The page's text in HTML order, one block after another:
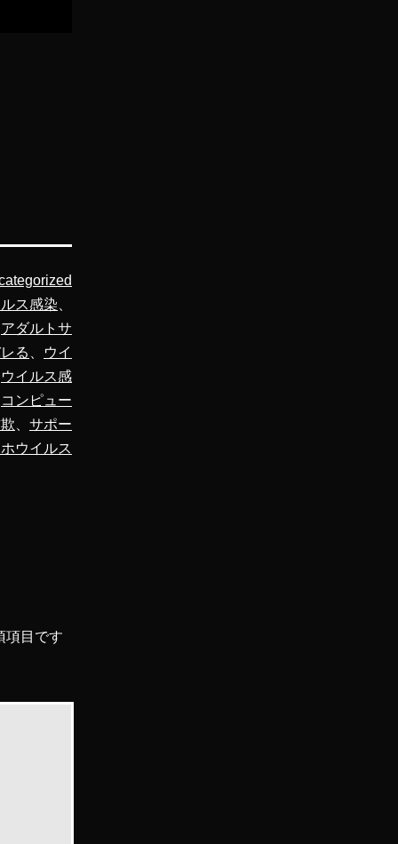
ス感染
アダルトサ
る
ウイ
ウイルス感
コンピュー
サポー
ウイルス
項目です